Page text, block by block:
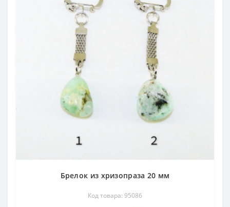
Месторождения в России
: Урал, Алтай и др.
Месторождения за Рубежом
: Австралия, Бразилия,
Индия, США, Германия, Польша и др.
Брелок из хризопраза 20 мм
Код товара: 95086